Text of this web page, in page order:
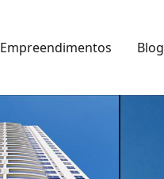
Empreendimentos Blog